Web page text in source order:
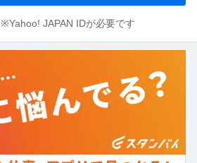
※Yahoo! JAPAN IDが必要です